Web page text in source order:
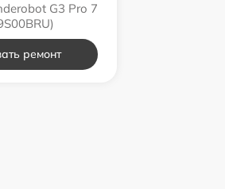
G3 Pro 7
ремонт